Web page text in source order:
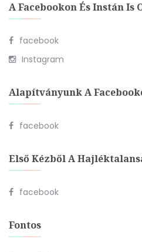
A Facebookon És Instán Is
facebook
Instagram
Alapítványunk A
facebook
Első Kézből A
facebook
Fontos